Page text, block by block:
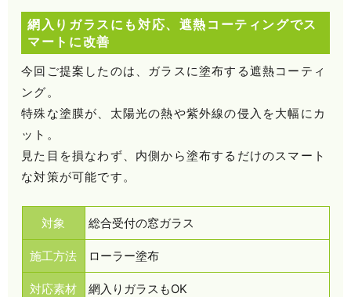
網入りガラスにも対応、遮熱コーティングでス
マートに改善
今回ご提案したのは、ガラスに塗布する遮熱コーティ
ング。
特殊な塗膜が、太陽光の熱や紫外線の侵入を大幅にカ
ット。
見た目を損なわず、内側から塗布するだけのスマート
な対策が可能です。
対象 総合受付の窓ガラス
施工方法 ローラー塗布
対応素材 網入りガラスもOK